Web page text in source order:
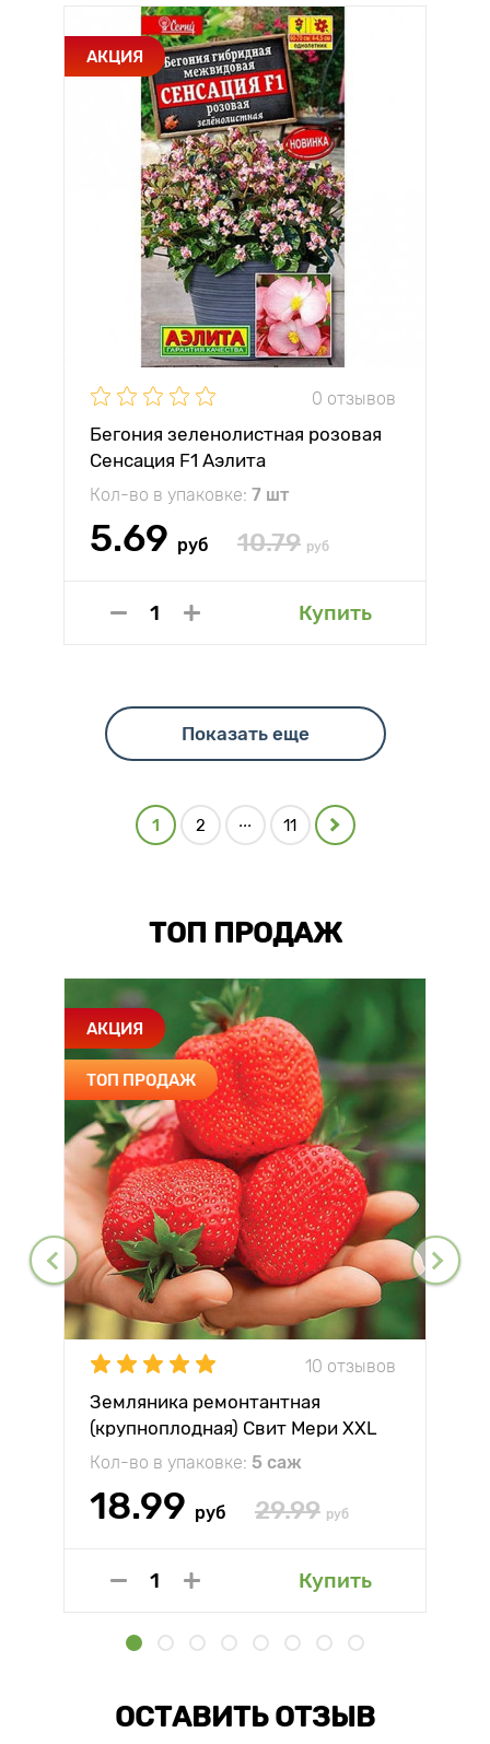
АКЦИЯ
0 отзывов
Бегония зеленолистная розовая
Сенсация F1 Аэлита
Кол-во в упаковке: 7 шт
5.69 руб 10.79 руб
Купить
Показать еще
1 2 ... 11
ТОП ПРОДАЖ
АКЦИЯ
ТОП ПРОДАЖ
10 отзывов
Земляника ремонтантная
(крупноплодная) Свит Мери XXL
Кол-во в упаковке: 5 саж
18.99 руб 29.99 руб
Купить
ОСТАВИТЬ ОТЗЫВ